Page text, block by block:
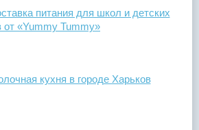
питания для школ и детских
от «Yummy Tummy»
кухня в городе Харьков